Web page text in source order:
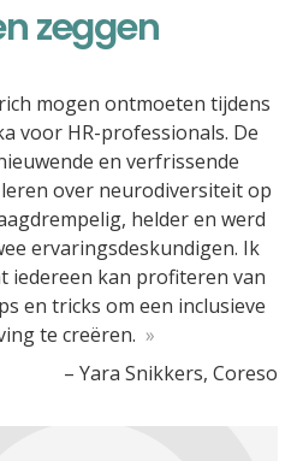
zeggen
mogen ontmoeten tijdens
voor HR-professionals. De
en verfrissende
over neurodiversiteit op
helder en werd
ervaringsdeskundigen. Ik
iedereen kan profiteren van
en tricks om een inclusieve
te creëren. »
– Yara Snikkers, Coreso